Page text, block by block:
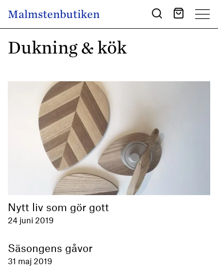
Main Navigation
Malmstenbutiken
Dukning & kök
Nytt liv som gör gott
24 juni 2019
Säsongens gåvor
31 maj 2019